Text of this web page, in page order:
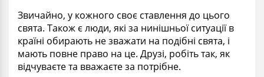
Звичайно, у кожного своє ставлення до цього
свята. Також є люди, які за нинішньої ситуації в
країні обирають не зважати на подібні свята, і
мають повне право на це. Друзі, робіть так, як
відчуваєте та вважаєте за потрібне.